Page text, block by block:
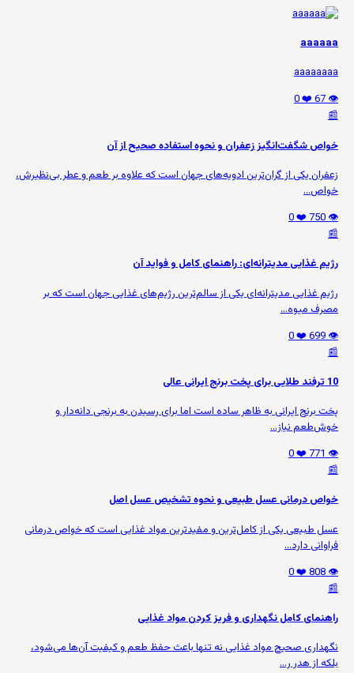
aaaaaa
aaaaaaaa
👁️ 67
❤️ 0
📰
خواص شگفت‌انگیز زعفران و نحوه استفاده صحیح از آن
زعفران یکی از گران‌ترین ادویه‌های جهان است که علاوه بر طعم و عطر بی‌نظیرش،
خواص...
👁️ 750
❤️ 0
📰
رژیم غذایی مدیترانه‌ای: راهنمای کامل و فواید آن
رژیم غذایی مدیترانه‌ای یکی از سالم‌ترین رژیم‌های غذایی جهان است که بر
مصرف میوه‌...
👁️ 699
❤️ 0
📰
10 ترفند طلایی برای پخت برنج ایرانی عالی
پخت برنج ایرانی به ظاهر ساده است اما برای رسیدن به برنجی دانه‌دار و
خوش‌طعم نیاز...
👁️ 771
❤️ 0
📰
خواص درمانی عسل طبیعی و نحوه تشخیص عسل اصل
عسل طبیعی یکی از کامل‌ترین و مفیدترین مواد غذایی است که خواص درمانی
فراوانی دارد...
👁️ 808
❤️ 0
📰
راهنمای کامل نگهداری و فریز کردن مواد غذایی
نگهداری صحیح مواد غذایی نه تنها باعث حفظ طعم و کیفیت آن‌ها می‌شود،
بلکه از هدر ر...